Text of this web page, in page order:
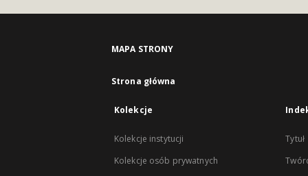
MAPA STRONY
Strona główna
Kolekcje
Kolekcje instytucji
Kolekcje osób prywatnych
Tytuł